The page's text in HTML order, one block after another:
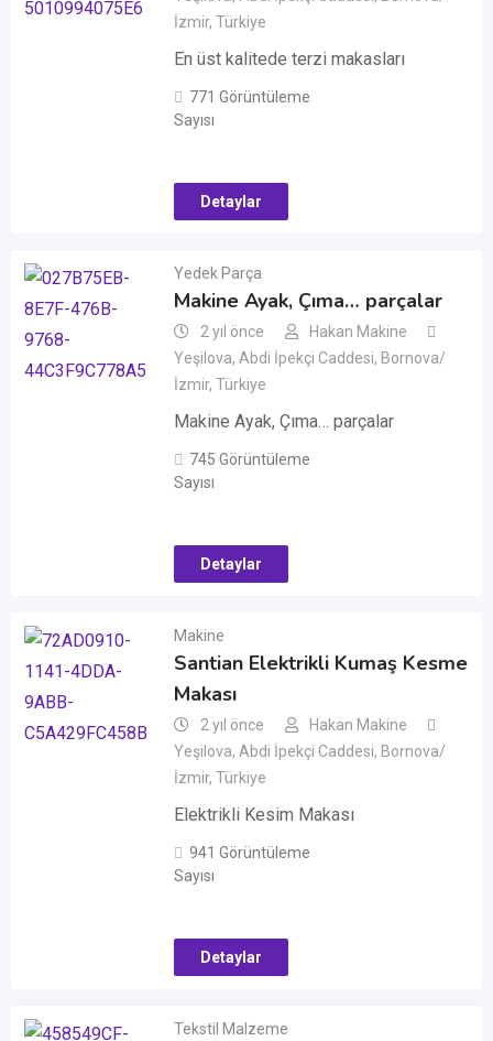
İzmir, Türkiye
En üst kalitede terzi makasları
771 Görüntüleme
Sayısı
Detaylar
Yedek Parça
Makine Ayak, Çıma… parçalar
2 yıl önce
Hakan Makine
Yeşilova, Abdi İpekçi Caddesi, Bornova/
İzmir, Türkiye
Makine Ayak, Çıma… parçalar
745 Görüntüleme
Sayısı
Detaylar
Makine
Santian Elektrikli Kumaş Kesme
Makası
2 yıl önce
Hakan Makine
Yeşilova, Abdi İpekçi Caddesi, Bornova/
İzmir, Türkiye
Elektrikli Kesim Makası
941 Görüntüleme
Sayısı
Detaylar
Tekstil Malzeme